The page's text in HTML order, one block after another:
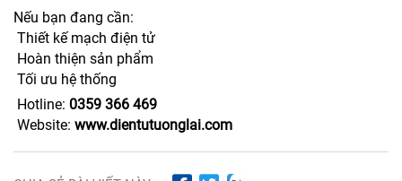
Nếu bạn đang cần:
Thiết kế mạch điện tử
Hoàn thiện sản phẩm
Tối ưu hệ thống
Hotline: 0359 366 469
Website: www.dientutuonglai.com